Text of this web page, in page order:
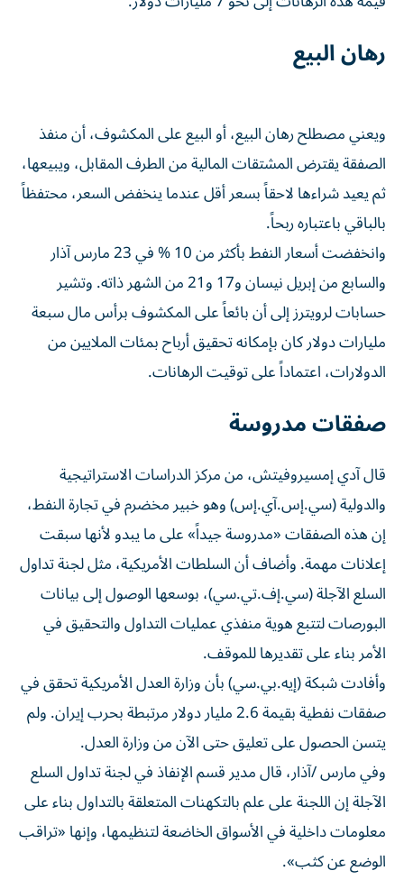
رهان البيع
ويعني مصطلح رهان البيع، أو البيع على المكشوف، أن منفذ
الصفقة يقترض المشتقات المالية من الطرف ⁠المقابل، ويبيعها،
ثم يعيد شراءها لاحقاً بسعر أقل عندما ينخفض السعر، محتفظاً
بالباقي باعتباره ربحاً.
وانخفضت أسعار النفط بأكثر من 10 % في 23 مارس آذار
والسابع من إبريل نيسان و17 و21 من الشهر ذاته. وتشير
حسابات لرويترز إلى أن بائعاً على المكشوف برأس مال سبعة
مليارات دولار كان بإمكانه تحقيق أرباح بمئات الملايين من
الدولارات، اعتماداً على توقيت الرهانات.
صفقات مدروسة
قال آدي إمسيروفيتش، من مركز الدراسات الاستراتيجية
والدولية (سي.إس.آي.إس) وهو خبير ​مخضرم في تجارة النفط،
‌إن هذه الصفقات «مدروسة جيداً» على ما يبدو لأنها سبقت
إعلانات مهمة. وأضاف أن السلطات الأمريكية، مثل لجنة تداول
السلع الآجلة (سي.إف.تي.سي)، بوسعها الوصول إلى بيانات
البورصات لتتبع هوية منفذي عمليات التداول ‌والتحقيق في
الأمر بناء على تقديرها للموقف.
وأفادت شبكة (إيه.بي.سي) بأن وزارة العدل الأمريكية تحقق في
صفقات نفطية بقيمة 2.6 مليار دولار مرتبطة بحرب إيران. ولم
يتسن الحصول على تعليق حتى الآن من وزارة العدل.
وفي مارس /آذار، قال مدير قسم الإنفاذ في لجنة تداول السلع
الآجلة إن اللجنة على علم بالتكهنات المتعلقة بالتداول بناء على
معلومات داخلية في الأسواق الخاضعة لتنظيمها، وإنها «تراقب
الوضع عن كثب».